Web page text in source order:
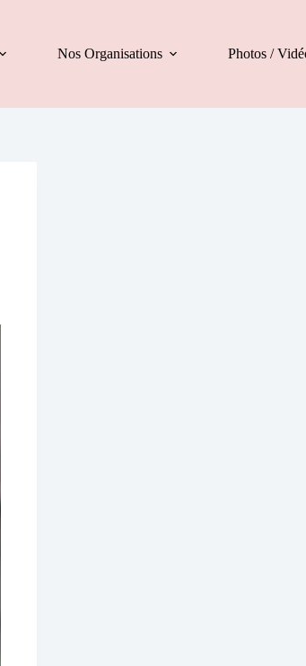
Nos Organisations Photos /